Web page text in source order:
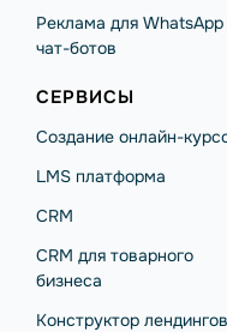
Реклама для WhatsApp
чат-ботов
СЕРВИСЫ
Создание онлайн-
LMS платформа
CRM
CRM для товарного
бизнеса
Конструктор лендингов